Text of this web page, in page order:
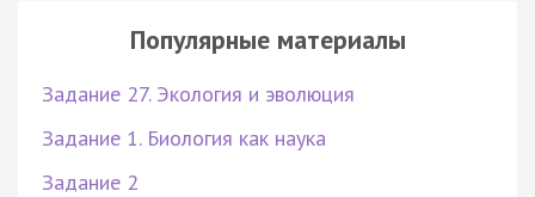
Популярные материалы
Задание 27. Экология и эволюция
Задание 1. Биология как наука
Задание 2